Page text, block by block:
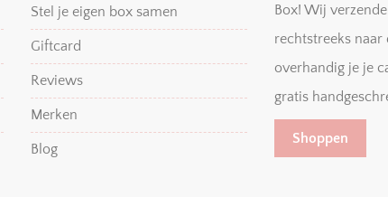
Stel je eigen box samen
Giftcard
Reviews
Merken
Blog
Box! Wij
rechtstreeks naar
overhandig je je
gratis
Shoppen